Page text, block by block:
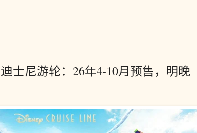
士尼游轮：26年4-10月预售，明晚